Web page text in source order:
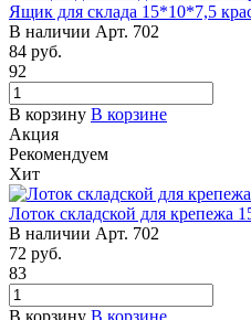
Ящик для склада 15*10*7,5
В наличии Арт. 702
84 руб.
92
В корзину В корзине
Акция
Рекомендуем
Хит
Лоток складской для крепежа
В наличии Арт. 702
72 руб.
83
В корзину В корзине